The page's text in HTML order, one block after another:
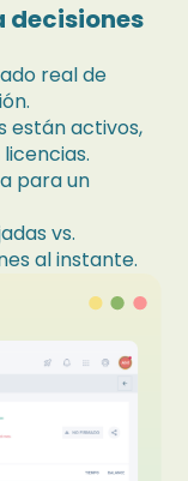
decisiones
real de
están activos,
para un
vs.
al instante.